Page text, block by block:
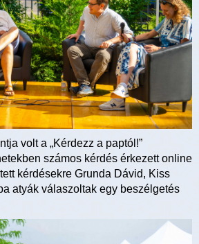
volt a „Kérdezz a paptól!”
számos kérdés érkezett online
kérdésekre Grunda Dávid, Kiss
atyák válaszoltak egy beszélgetés